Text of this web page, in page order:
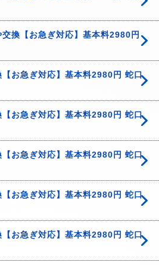
換【お急ぎ対応】基本料2980円
お急ぎ対応】基本料2980円 蛇口
お急ぎ対応】基本料2980円 蛇口
お急ぎ対応】基本料2980円 蛇口
お急ぎ対応】基本料2980円 蛇口
お急ぎ対応】基本料2980円 蛇口